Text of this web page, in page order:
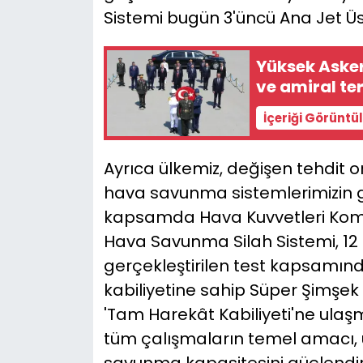
Sistemi bugün 3'üncü Ana Jet
Yüksek
ve amiral
İçeriği
Ayrıca ülkemiz, değişen tehdit
hava savunma sistemlerimizin
kapsamda Hava Kuvvetleri
Hava Savunma Silah Sistemi, 12
gerçekleştirilen test
kabiliyetine sahip Süper
'Tam Harekât Kabiliyeti'ne
tüm çalışmaların temel